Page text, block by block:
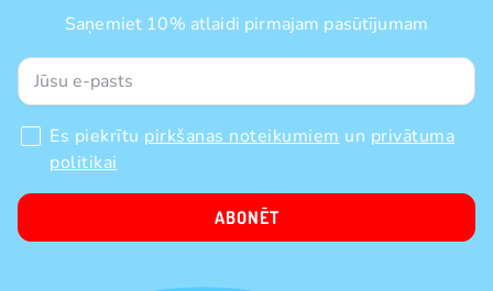
Saņemiet 10% atlaidi pirmajam pasūtījumam
Es piekrītu pirkšanas noteikumiem un privātuma
politikai
ABONĒT